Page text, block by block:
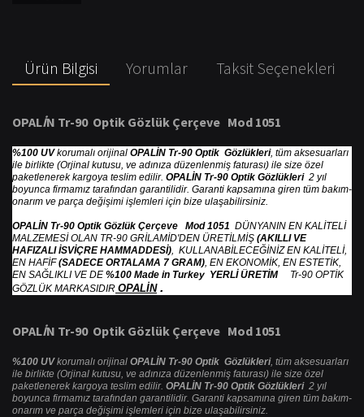
Ürün Bilgisi Yorumlar Taksit Seçenekleri
OPALİN Tr-90 Optik Gözlük Çerçeve Mod 1051
%100 UVkorumalı orijinal OPALİN Tr-90 Optik Gözlükleri, tüm aksesuarları
ile birlikte (Orjinal kutusu, ve adınıza düzenlenmiş faturası) ile size özel
paketlenerek kargoya teslim edilir. OPALİN Tr-90 Optik Gözlükleri 2 yıl
boyunca firmamız tarafından garantilidir. Garanti kapsamına giren tüm bakım-
onarım ve parça değişimi işlemleri için bize ulaşabilirsiniz.
OPALİN Tr-90 Optik Gözlük Çerçeve Mod 1051 DÜNYANIN EN KALİTELİ
MALZEMESİ OLAN TR-90 GRİLAMİD'DEN ÜRETİLMİŞ (AKILLI VE
HAFIZALI İSVİÇRE HAMMADDESİ), KULLANABİLECEĞİNİZ EN KALİTELİ,
EN HAFİF(SADECE ORTALAMA 7 GRAM), EN EKONOMİK, EN ESTETİK,
EN SAĞLIKLI VE DE %100 Made in Turkey YERLİ ÜRETİMTr-90 OPTİK
GÖZLÜK MARKASIDIR OPALİN.
OPALİN Tr-90 Optik Gözlük Çerçeve Mod 1051
%100 UVkorumalı orijinal OPALİN Tr-90 Optik Gözlükleri, tüm aksesuarları
ile birlikte (Orjinal kutusu, ve adınıza düzenlenmiş faturası) ile size özel
paketlenerek kargoya teslim edilir. OPALİN Tr-90 Optik Gözlükleri 2 yıl
boyunca firmamız tarafından garantilidir. Garanti kapsamına giren tüm bakım-
onarım ve parça değişimi işlemleri için bize ulaşabilirsiniz.